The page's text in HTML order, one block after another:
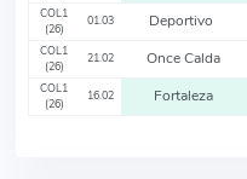
COL1
(26)
01.03 Deportivo
COL1
(26)
21.02 Once Calda
COL1
(26)
16.02 Fortaleza